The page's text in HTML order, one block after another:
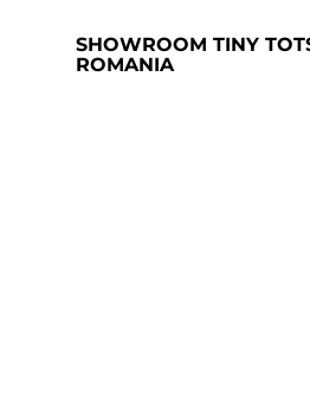
SHOWROOM TINY
ROMANIA